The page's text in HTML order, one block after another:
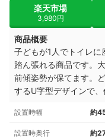
楽天市場
3,980円
商品概要
子どもが1人でトイレに
踏ん張れる商品です。
前傾姿勢が保てます。
するU字型デザインで、
設置時幅 約
設置時奥行 約